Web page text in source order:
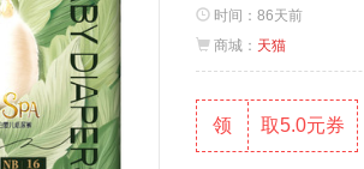
时间： 86天前
商城： 天猫
领 取5.0元券